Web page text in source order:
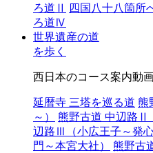
ろ道Ⅱ
四国八十八箇所
ろ道Ⅳ
世界遺産の道
を歩く
西日本のコース案内動
延暦寺 三塔を巡る道 熊
～）
熊野古道 中辺路Ⅱ
辺路Ⅲ（小広王子～発心
門～本宮大社）
熊野古